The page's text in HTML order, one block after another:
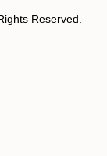
Reserved.